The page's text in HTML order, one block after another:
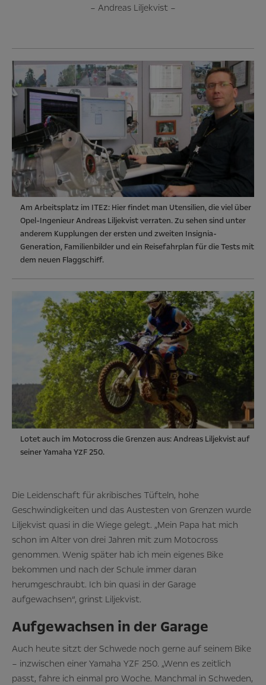
– Andreas Liljekvist –
Am Arbeitsplatz im ITEZ: Hier findet man Utensilien, die viel über
Opel-Ingenieur Andreas Liljekvist verraten. Zu sehen sind unter
anderem Kupplungen der ersten und zweiten Insignia-
Generation, Familienbilder und ein Reisefahrplan für die Tests mit
dem neuen Flaggschiff.
Lotet auch im Motocross die Grenzen aus: Andreas Liljekvist auf
seiner Yamaha YZF 250.
Die Leidenschaft für akribisches Tüfteln, hohe
Geschwindigkeiten und das Austesten von Grenzen wurde
Liljekvist quasi in die Wiege gelegt. „Mein Papa hat mich
schon im Alter von drei Jahren mit zum Motocross
genommen. Wenig später hab ich mein eigenes Bike
bekommen und nach der Schule immer daran
herumgeschraubt. Ich bin quasi in der Garage
aufgewachsen“, grinst Liljekvist.
Aufgewachsen in der Garage
Auch heute sitzt der Schwede noch gerne auf seinem Bike
– inzwischen einer Yamaha YZF 250. „Wenn es zeitlich
passt, fahre ich einmal pro Woche. Manchmal in Schweden,